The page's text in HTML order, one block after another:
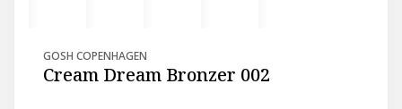
GOSH COPENHAGEN
Cream Dream Bronzer 002